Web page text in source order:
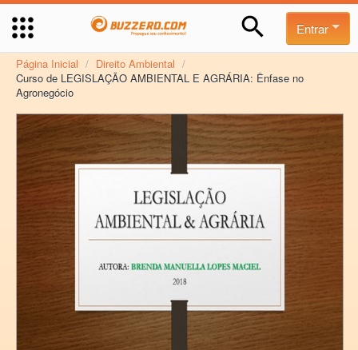
Entrar
Página Inicial / Direito Ambiental /
Curso de LEGISLAÇÃO AMBIENTAL E AGRÁRIA: Ênfase no
Agronegócio